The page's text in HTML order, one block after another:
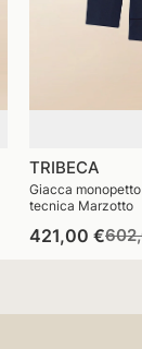
TRIBECA
Giacca
tecnica Marzotto
421,00 €